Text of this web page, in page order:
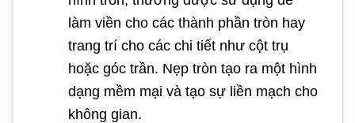
làm viền cho các thành phần tròn hay
trang trí cho các chi tiết như cột trụ
hoặc góc trần. Nẹp tròn tạo ra một hình
dạng mềm mại và tạo sự liền mạch cho
không gian.